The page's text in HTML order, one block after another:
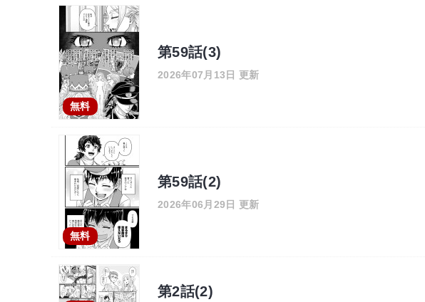
無料
第59話(3)
2026年07月13日 更新
無料
第59話(2)
2026年06月29日 更新
第2話(2)